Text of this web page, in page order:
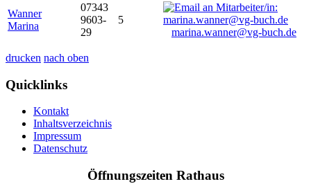
Wanner
Marina
07343
9603-
29
5
marina.wanner@vg-buch.de
drucken nach oben
Quicklinks
Kontakt
Inhaltsverzeichnis
Impressum
Datenschutz
Öffnungszeiten Rathaus